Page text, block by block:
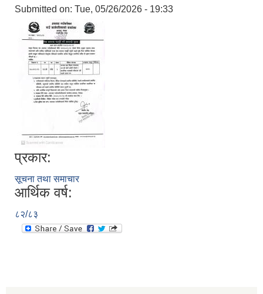
Submitted on: Tue, 05/26/2026 - 19:33
प्रकार:
सूचना तथा समाचार
आर्थिक वर्ष:
८२/८३